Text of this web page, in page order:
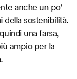
anche un po'
sostenibilità.
una farsa,
ampio per la